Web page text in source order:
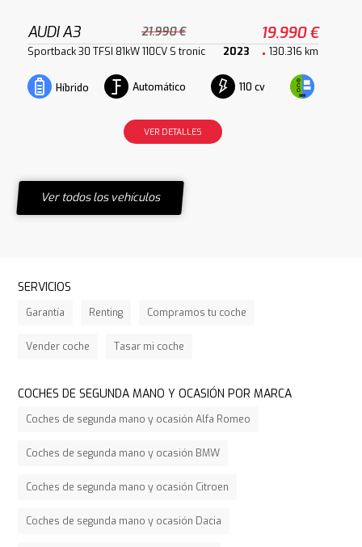
AUDI A3 21.990 € 19.990 €
Sportback 30 TFSI 81kW 110CV S tronic 2023 130.316 km
Híbrido Automático 110 cv
VER DETALLES
Ver todos los vehículos
SERVICIOS
Garantía Renting Compramos tu coche
Vender coche Tasar mi coche
COCHES DE SEGUNDA MANO Y OCASIÓN POR MARCA
Coches de segunda mano y ocasión Alfa Romeo
Coches de segunda mano y ocasión BMW
Coches de segunda mano y ocasión Citroen
Coches de segunda mano y ocasión Dacia